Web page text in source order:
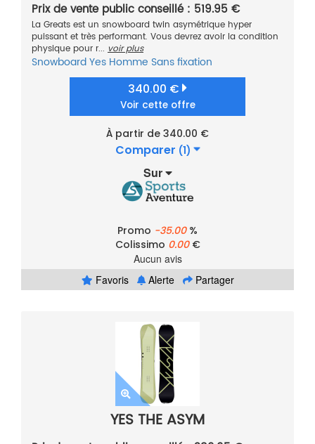
Prix de vente public conseillé : 519.95 €
La Greats est un snowboard twin asymétrique hyper
puissant et très performant. Vous devrez avoir la condition
physique pour r... voir plus
SnowboardYes Homme Sans fixation
340.00 €
Voir cette offre
À partir de 340.00 €
Comparer (1)
Sur
Promo -35.00%
Colissimo 0.00€
Aucun avis
Favoris
Alerte Partager
YES THE ASYM